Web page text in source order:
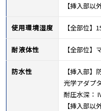
【挿入部
使用環境湿度 【全部位】
耐液体性 【全部位
防水性
【挿入部】
光学アダプ
耐圧水深：
【挿入部